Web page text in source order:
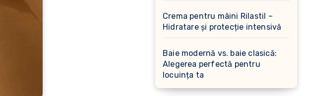
Crema pentru mâini Rilastil –
Hidratare și protecție intensivă
Baie modernă vs. baie clasică:
Alegerea perfectă pentru
locuința ta